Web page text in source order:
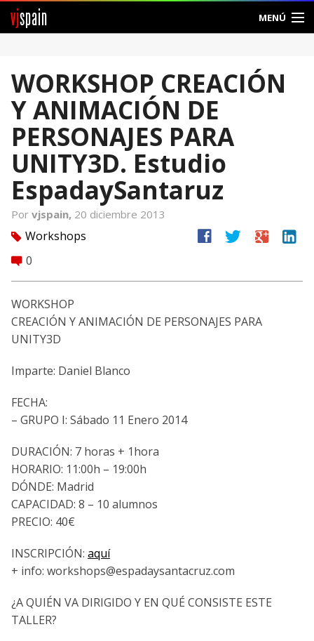
vjspain MENÚ
Foros
Noticias
Vjspain
Ayuda
Contacto
Entrar
Crear Cuenta
WORKSHOP CREACIÓN
Y ANIMACIÓN DE
PERSONAJES PARA
UNITY3D. Estudio
EspadaySantaruz
Por vjspain, 20 diciembre 2013
tag Workshops
comment 0
facebook twitter google linkedin
WORKSHOP
CREACIÓN Y ANIMACIÓN DE PERSONAJES PARA
UNITY3D
Imparte: Daniel Blanco
FECHA:
– GRUPO I: Sábado 11 Enero 2014
DURACIÓN: 7 horas + 1hora
HORARIO: 11:00h – 19:00h
DÓNDE: Madrid
CAPACIDAD: 8 – 10 alumnos
PRECIO: 40€
INSCRIPCIÓN: aquí
+ info: workshops@espadaysantacruz.com
¿A QUIÉN VA DIRIGIDO Y EN QUÉ CONSISTE ESTE
TALLER?